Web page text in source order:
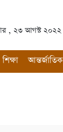
, ২৩ আগস্ট ২০২২
শিক্ষা আন্তর্জাতিক